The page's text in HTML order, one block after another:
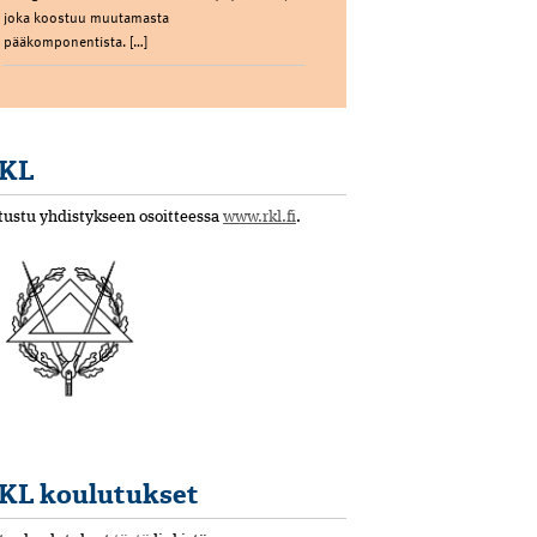
joka koostuu muutamasta
pääkomponentista. […]
yhdistykseen osoitteessa www.rkl.fi.
koulutukset